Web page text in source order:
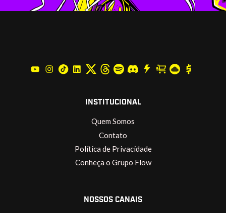
INSTITUCIONAL
Quem Somos
Contato
Política de Privacidade
Conheça o Grupo Flow
NOSSOS CANAIS